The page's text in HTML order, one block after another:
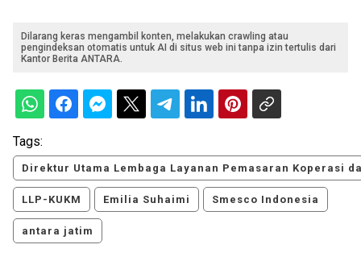
Dilarang keras mengambil konten, melakukan crawling atau
pengindeksan otomatis untuk AI di situs web ini tanpa izin tertulis dari
Kantor Berita ANTARA.
Tags:
Direktur Utama Lembaga Layanan Pemasaran Koperasi
LLP-KUKM Emilia Suhaimi Smesco Indonesia
antara jatim